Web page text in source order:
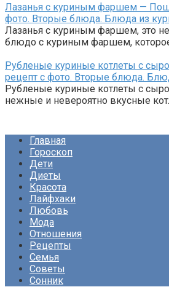
Лазанья с куриным фаршем —
фото. Вторые блюда. Блюда из
Лазанья с куриным фаршем, это
блюдо с куриным фаршем,
Рубленые куриные котлеты с
рецепт с фото. Вторые блюда.
Рубленые куриные котлеты с
нежные и невероятно вкусные
Главная
Гороскоп
Дети
Диеты
Красота
Лайфхаки
Любовь
Мода
Отношения
Рецепты
Семья
Советы
Сонник